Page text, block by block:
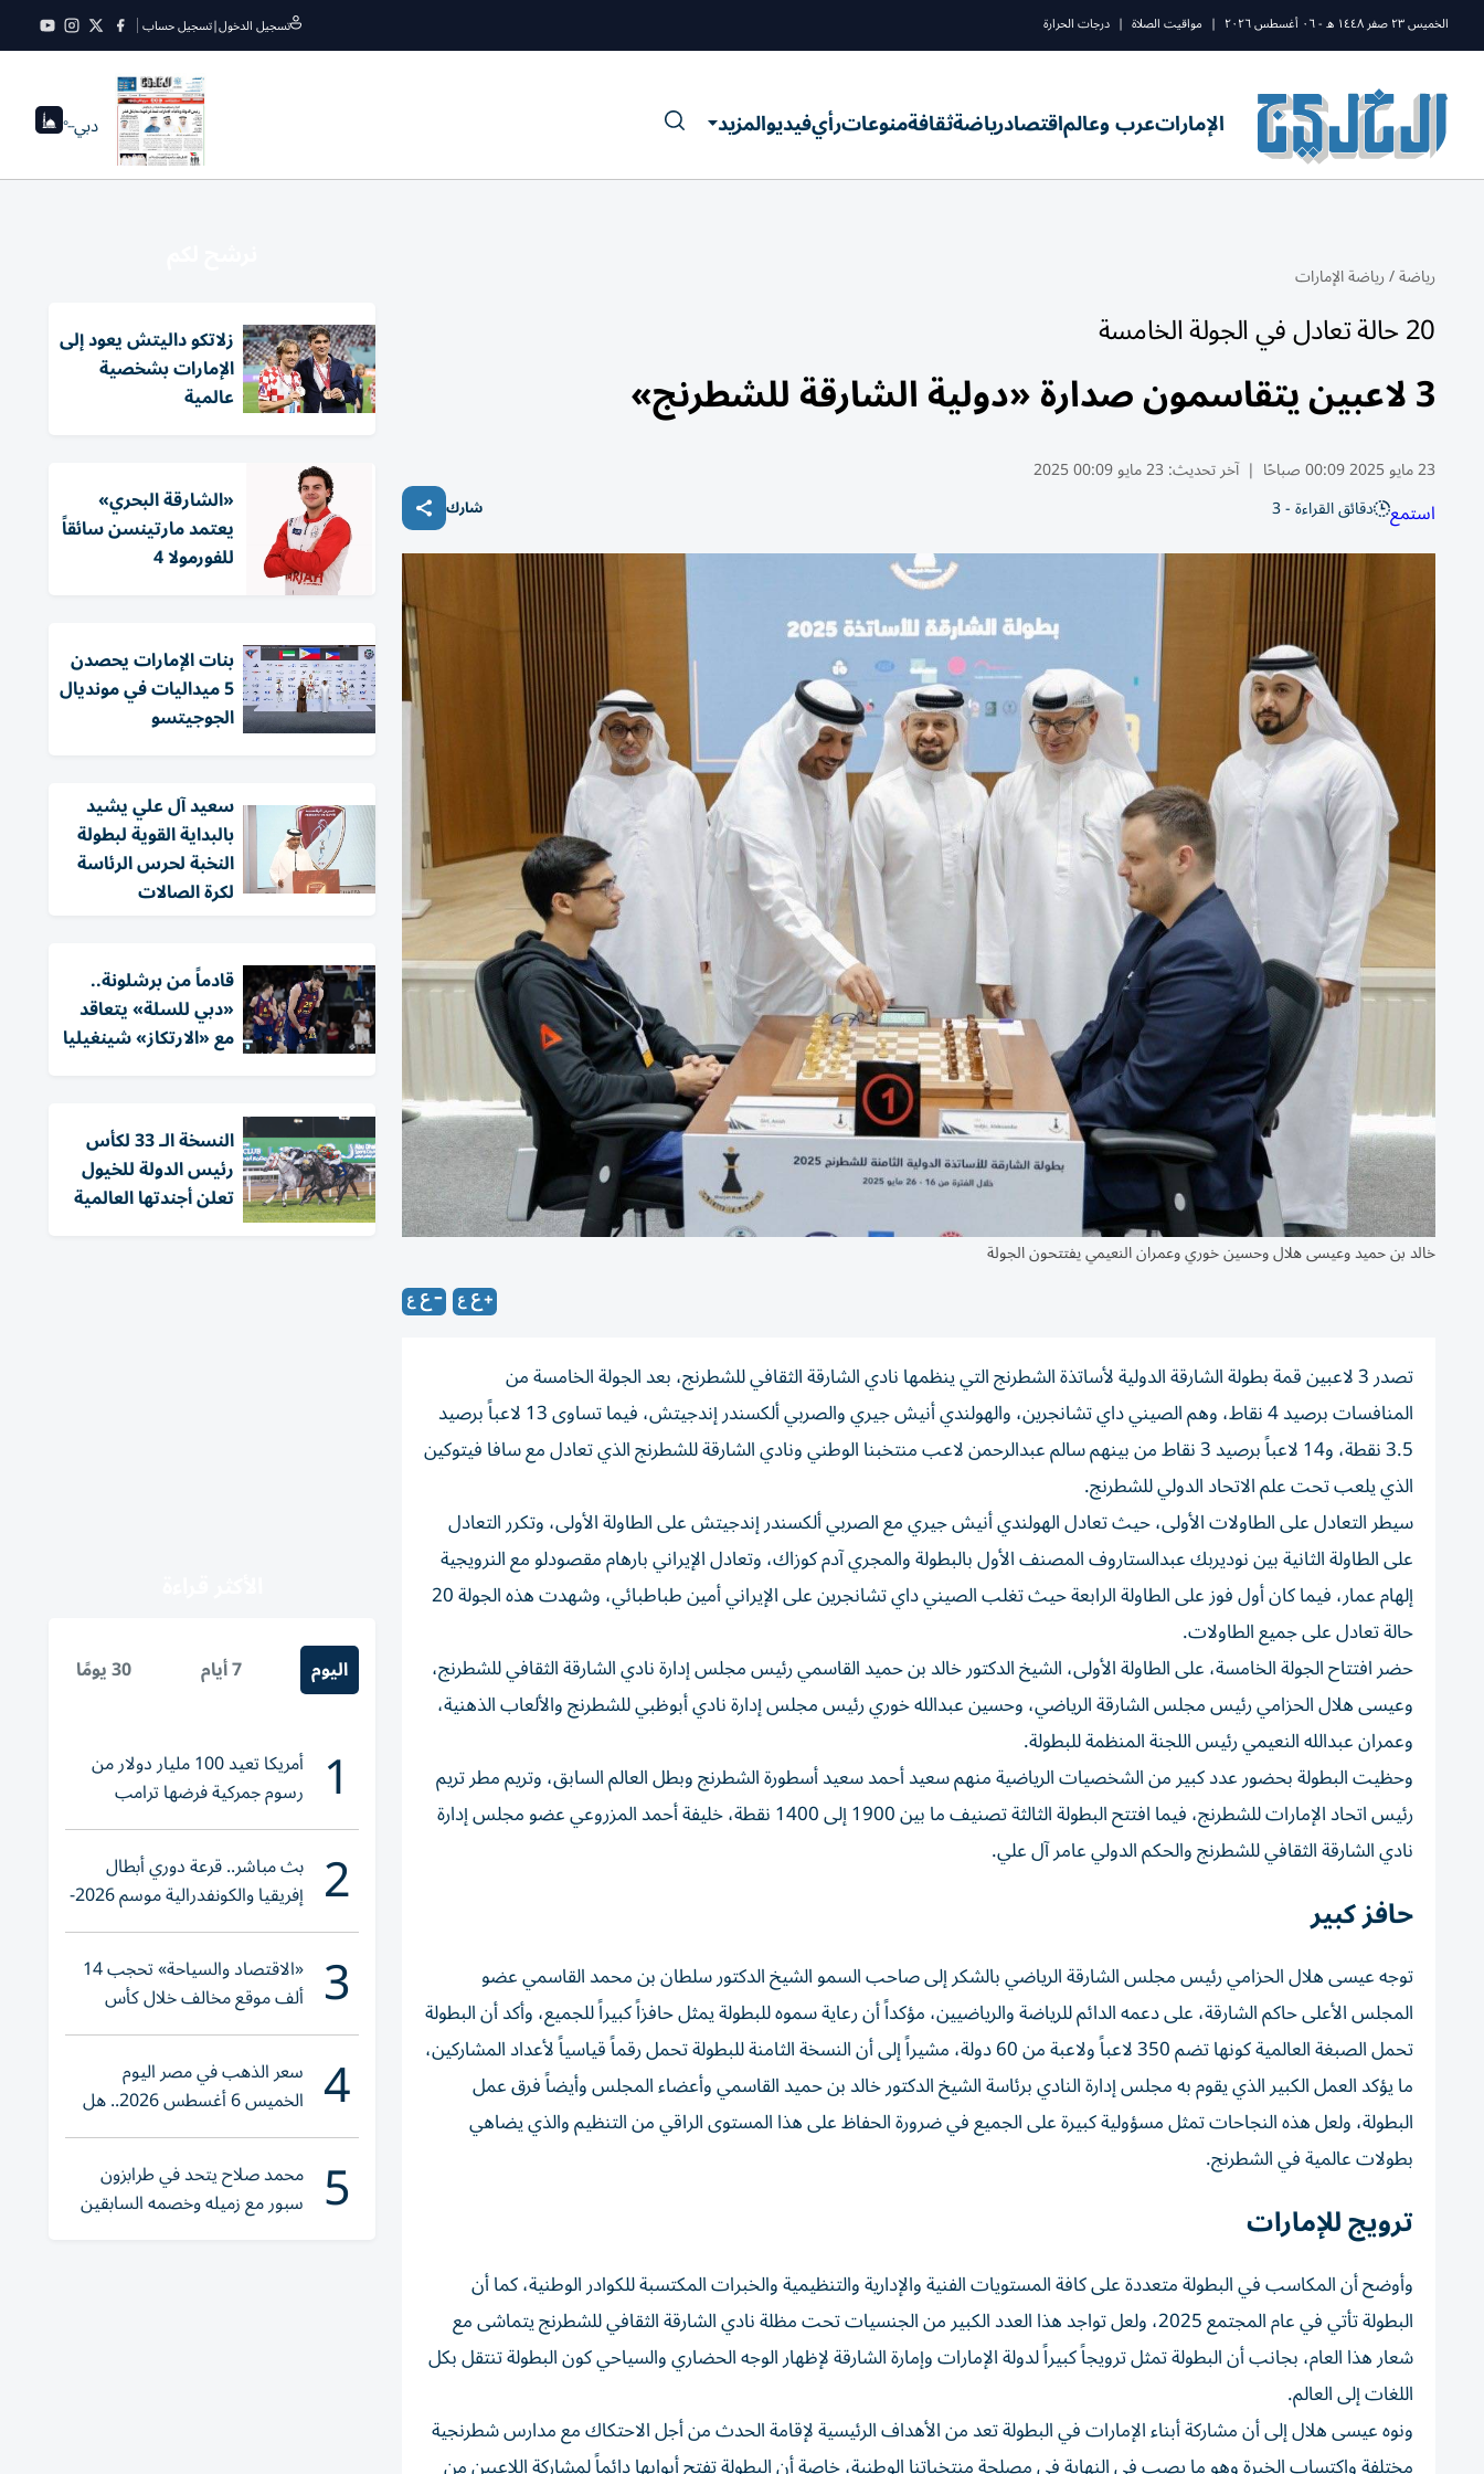
الخميس ٢٣ صفر ١٤٤٨ ه - ٠٦ أغسطس ٢٠٢٦ | مواقيت الصلاة | درجات الحرارة تسجيل الدخول|تسجيل حساب
الإماراتعرب وعالماقتصادرياضةثقافةمنوعاترأيفيديوالمزيد دبي--°
رياضة/رياضة الإمارات
20 حالة تعادل في الجولة الخامسة
3 لاعبين يتقاسمون صدارة «دولية الشارقة للشطرنج»
23 مايو 2025 00:09 صباحًا | آخر تحديث: 23 مايو 00:09 2025
استمع دقائق القراءة - 3 شارك
خالد بن حميد وعيسى هلال وحسين خوري وعمران النعيمي يفتتحون الجولة
تصدر 3 لاعبين قمة بطولة الشارقة الدولية لأساتذة الشطرنج التي ينظمها نادي الشارقة الثقافي للشطرنج، بعد الجولة الخامسة من
المنافسات برصيد 4 نقاط، وهم الصيني داي تشانجرين، والهولندي أنيش جيري والصربي ألكسندر إندجيتش، فيما تساوى 13 لاعباً برصيد
3.5 نقطة، و14 لاعباً برصيد 3 نقاط من بينهم سالم عبدالرحمن لاعب منتخبنا الوطني ونادي الشارقة للشطرنج الذي تعادل مع سافا فيتوكين
الذي يلعب تحت علم الاتحاد الدولي للشطرنج.
سيطر التعادل على الطاولات الأولى، حيث تعادل الهولندي أنيش جيري مع الصربي ألكسندر إندجيتش على الطاولة الأولى، وتكرر التعادل
على الطاولة الثانية بين نوديربك عبدالستاروف المصنف الأول بالبطولة والمجري آدم كوزاك، وتعادل الإيراني بارهام مقصودلو مع النرويجية
إلهام عمار، فيما كان أول فوز على الطاولة الرابعة حيث تغلب الصيني داي تشانجرين على الإيراني أمين طباطبائي، وشهدت هذه الجولة 20
حالة تعادل على جميع الطاولات.
حضر افتتاح الجولة الخامسة، على الطاولة الأولى، الشيخ الدكتور خالد بن حميد القاسمي رئيس مجلس إدارة نادي الشارقة الثقافي للشطرنج،
وعيسى هلال الحزامي رئيس مجلس الشارقة الرياضي، وحسين عبدالله خوري رئيس مجلس إدارة نادي أبوظبي للشطرنج والألعاب الذهنية،
وعمران عبدالله النعيمي رئيس اللجنة المنظمة للبطولة.
وحظيت البطولة بحضور عدد كبير من الشخصيات الرياضية منهم سعيد أحمد سعيد أسطورة الشطرنج وبطل العالم السابق، وتريم مطر تريم
رئيس اتحاد الإمارات للشطرنج، فيما افتتح البطولة الثالثة تصنيف ما بين 1900 إلى 1400 نقطة، خليفة أحمد المزروعي عضو مجلس إدارة
نادي الشارقة الثقافي للشطرنج والحكم الدولي عامر آل علي.
حافز كبير
توجه عيسى هلال الحزامي رئيس مجلس الشارقة الرياضي بالشكر إلى صاحب السمو الشيخ الدكتور سلطان بن محمد القاسمي عضو
المجلس الأعلى حاكم الشارقة، على دعمه الدائم للرياضة والرياضيين، مؤكداً أن رعاية سموه للبطولة يمثل حافزاً كبيراً للجميع، وأكد أن البطولة
تحمل الصبغة العالمية كونها تضم 350 لاعباً ولاعبة من 60 دولة، مشيراً إلى أن النسخة الثامنة للبطولة تحمل رقماً قياسياً لأعداد المشاركين،
ما يؤكد العمل الكبير الذي يقوم به مجلس إدارة النادي برئاسة الشيخ الدكتور خالد بن حميد القاسمي وأعضاء المجلس وأيضاً فرق عمل
البطولة، ولعل هذه النجاحات تمثل مسؤولية كبيرة على الجميع في ضرورة الحفاظ على هذا المستوى الراقي من التنظيم والذي يضاهي
بطولات عالمية في الشطرنج.
ترويج للإمارات
وأوضح أن المكاسب في البطولة متعددة على كافة المستويات الفنية والإدارية والتنظيمية والخبرات المكتسبة للكوادر الوطنية، كما أن
البطولة تأتي في عام المجتمع 2025، ولعل تواجد هذا العدد الكبير من الجنسيات تحت مظلة نادي الشارقة الثقافي للشطرنج يتماشى مع
شعار هذا العام، بجانب أن البطولة تمثل ترويجاً كبيراً لدولة الإمارات وإمارة الشارقة لإظهار الوجه الحضاري والسياحي كون البطولة تنتقل بكل
اللغات إلى العالم.
ونوه عيسى هلال إلى أن مشاركة أبناء الإمارات في البطولة تعد من الأهداف الرئيسية لإقامة الحدث من أجل الاحتكاك مع مدارس شطرنجية
زلاتكو داليتش يعود إلى
الإمارات بشخصية
عالمية
«الشارقة البحري»
يعتمد مارتينسن سائقاً
للفورمولا 4
بنات الإمارات يحصدن
5 ميداليات في مونديال
الجوجيتسو
سعيد آل علي يشيد
بالبداية القوية لبطولة
النخبة لحرس الرئاسة
لكرة الصالات
قادماً من برشلونة..
«دبي للسلة» يتعاقد
مع «الارتكاز» شينغيليا
النسخة الـ 33 لكأس
رئيس الدولة للخيول
تعلن أجندتها العالمية
اليوم 7 أيام 30 يومًا
1 أمريكا تعيد 100 مليار دولار من
رسوم جمركية فرضها ترامب
2 بث مباشر.. قرعة دوري أبطال
إفريقيا والكونفدرالية موسم 2026-
2027
3 «الاقتصاد والسياحة» تحجب 14
ألف موقع مخالف خلال كأس
العالم 2026
4 سعر الذهب في مصر اليوم
الخميس 6 أغسطس 2026.. هل
تنوي الشراء؟
5 محمد صلاح يتحد في طرابزون
سبور مع زميله وخصمه السابقين